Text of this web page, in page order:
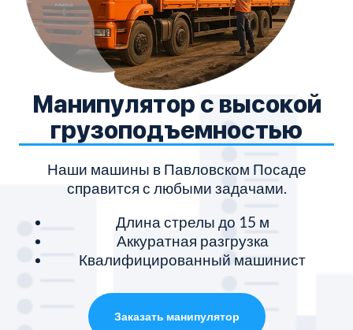
Манипулятор с высокой
грузоподъемностью
Наши машины в Павловском Посаде
справится с любыми задачами.
Длина стрелы до 15 м
Аккуратная разгрузка
Квалифицированный машинист
Заказать манипулятор